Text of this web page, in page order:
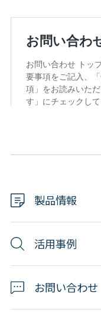
製品情報
活用事例
お問い合わせ